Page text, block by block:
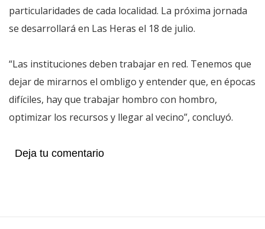
particularidades de cada localidad. La próxima jornada
se desarrollará en Las Heras el 18 de julio.
“Las instituciones deben trabajar en red. Tenemos que
dejar de mirarnos el ombligo y entender que, en épocas
difíciles, hay que trabajar hombro con hombro,
optimizar los recursos y llegar al vecino”, concluyó.
Deja tu comentario